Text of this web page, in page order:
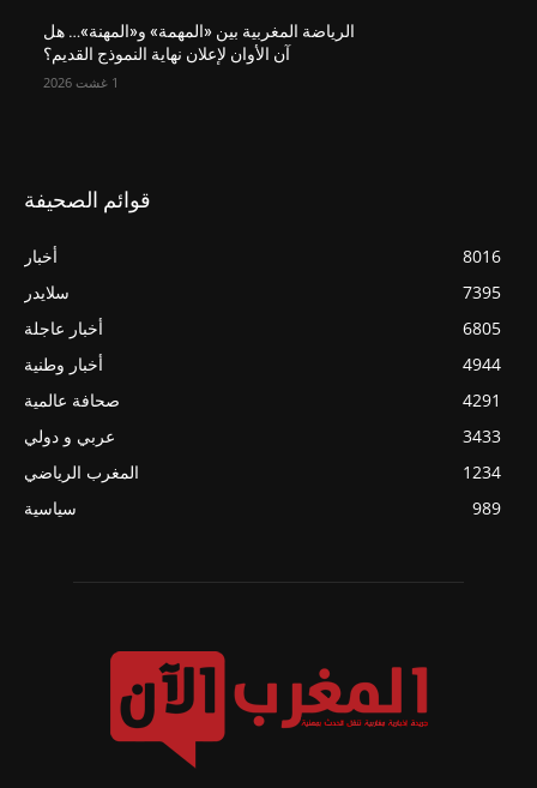
الرياضة المغربية بين «المهمة» و«المهنة»… هل
آن الأوان لإعلان نهاية النموذج القديم؟
1 غشت 2026
قوائم الصحيفة
أخبار
8016
سلايدر
7395
أخبار عاجلة
6805
أخبار وطنية
4944
صحافة عالمية
4291
عربي و دولي
3433
المغرب الرياضي
1234
سياسية
989